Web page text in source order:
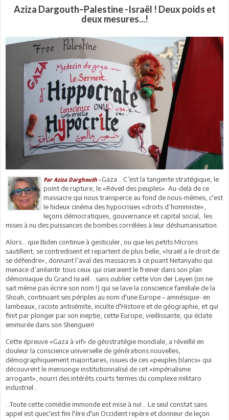
Aziza Dargouth–Palestine -Israël ! Deux poids et
deux mesures...!
Par Aziza Darghouth -Gaza... C’est la tangente stratégique, le
point de rupture, le «Réveil des peuples». Au-delà de ce
massacre qui nous transperce au fond de nous-mêmes, c'est
le hideux cinéma des hypocrisies «droits d’hommiste»,
leçons démocratiques, gouvernance et capital social, les
mises à nu des puissances de bombes corrélées à leur déshumanisation.
Alors... que Biden continue à gesticuler, ou que les petits Microns
sautillent, se contredisent et repartent de plus belle, «Israël a le droit de
se défendre», donnant l’aval des massacres à ce puant Netanyahu qui
menace d’anéantir tous ceux qui oseraient le freiner dans son plan
démoniaque du Grand Israël... sans oublier cette Von der Leyen (on ne
sait même pas écrire son nom !) qui se lave la conscience familiale de la
Shoah, continuant ses périples au nom d'une Europe – amnésique- en
lambeaux, raciste antisémite, inculte d'Histoire et de géographie, et qui
finit par plonger par son ineptie, cette Europe, vieillissante, qui éclate
emmurée dans son Shenguen!
Cette épreuve «Gaza à vif» de géostratégie mondiale, a réveillé en
douleur la conscience universelle de générations nouvelles,
démographiquement majoritaires, issues de ces «peuples blancs» qui
découvrent le mensonge institutionnalisé de cet «impérialisme
arrogant», nourri des intérêts courts termes du complexe militaro
industriel...
...Toute cette comédie immonde est mise à nu!… Le seul constat sans
appel est quec'est fini l'ère d'un Occident repère et donneur de leçon.